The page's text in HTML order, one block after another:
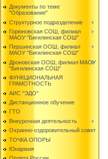
Документы по теме
"Образование"
Структурное подразделение
Горюновская СОШ, филиал
МАОУ "Бигилинская СОШ"
Першинская ООШ, филиал
МАОУ "Бигилинская СОШ"
Дроновская ООШ, филиал МАОУ
"Бигилинская СОШ"
ФУНКЦИОНАЛЬНАЯ
ГРАМОТНОСТЬ
АИС "ЭДО"
Дистанционное обучение
ГТО
Внеурочная деятельность
Охранно-оздоровительный совет
ТОЧКА ОПОРЫ
Юнармия